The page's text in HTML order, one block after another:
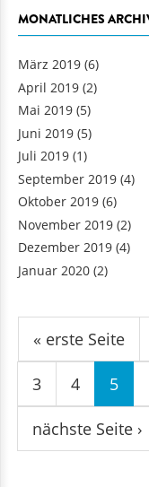
MONATLICHES
März 2019 (6)
April 2019 (2)
Mai 2019 (5)
Juni 2019 (5)
Juli 2019 (1)
September 2019 (4)
Oktober 2019 (6)
November 2019 (2)
Dezember 2019 (4)
Januar 2020 (2)
Seiten
« erste Seite
3 4 5
nächste Seite ›